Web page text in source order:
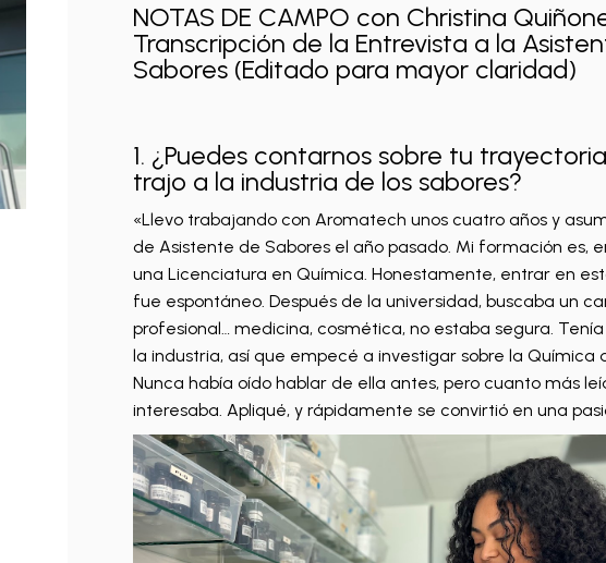
NOTAS DE CAMPO con Christina
Transcripción de la Entrevista a la
Sabores (Editado para mayor claridad)
1. ¿Puedes contarnos sobre tu
trajo a la industria de los sabores?
«Llevo trabajando con Aromatech unos cuatro años y
de Asistente de Sabores el año pasado. Mi formación es,
una Licenciatura en Química. Honestamente, entrar en
fue espontáneo. Después de la universidad, buscaba un
profesional… medicina, cosmética, no estaba segura.
la industria, así que empecé a investigar sobre la Química
Nunca había oído hablar de ella antes, pero cuanto más
interesaba. Apliqué, y rápidamente se convirtió en una